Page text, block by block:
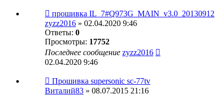
прошивка IL_7#Q973G_MAIN_v3.0_20130912
zyzz2016 » 02.04.2020 9:46
Ответы: 0
Просмотры: 17752
Последнее сообщение zyzz2016
02.04.2020 9:46
Прошивка supersonic sc-77tv
Виталий83 » 08.07.2015 21:16